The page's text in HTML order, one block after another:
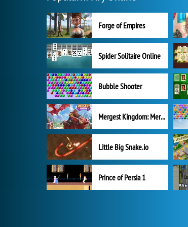
Forge of Empires
Spider Solitaire Online
Bubble Shooter
Mergest Kingdom: Merge Puzzle
Little Big Snake.io
Prince of Persia 1